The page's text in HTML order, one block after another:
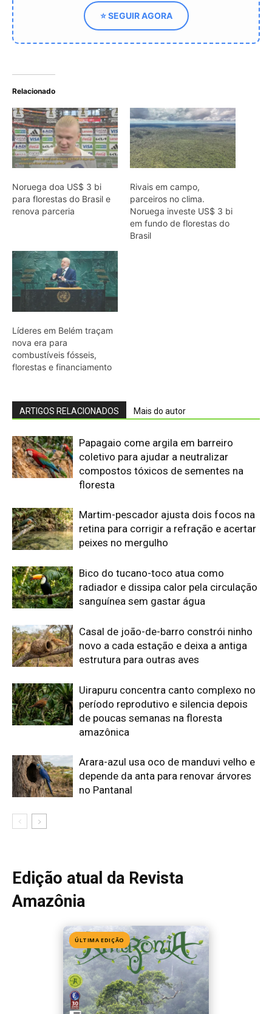
renova parceria
Noruega investe US$ 3 bi
em fundo de florestas do
Líderes em Belém traçam
nova era para
combustíveis fósseis,
florestas e financiamento
ARTIGOS RELACIONADOS Mais do autor
Papagaio come argila em barreiro
coletivo para ajudar a neutralizar
compostos tóxicos de sementes na
floresta
Martim-pescador ajusta dois focos na
retina para corrigir a refração e acertar
Bico do tucano-toco atua como
sanguínea sem gastar água
novo a cada estação e deixa a antiga
estrutura para outras aves
Uirapuru concentra canto complexo no
de poucas semanas na floresta
amazônica
depende da anta para renovar árvores
no Pantanal
Edição atual da Revista
Amazônia
Edição 155· Julho 2026
📖 Ler agora